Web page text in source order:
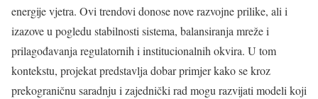
energije vjetra. Ovi trendovi donose nove razvojne prilike, ali i
izazove u pogledu stabilnosti sistema, balansiranja mreže i
prilagođavanja regulatornih i institucionalnih okvira. U tom
kontekstu, projekat predstavlja dobar primjer kako se kroz
prekograničnu saradnju i zajednički rad mogu razvijati modeli koji